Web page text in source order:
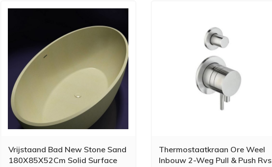
Vrijstaand Bad New Stone Sand
180X85X52Cm Solid Surface
Thermostaatkraan Ore Weel
Inbouw 2-Weg Pull & Push Rvs